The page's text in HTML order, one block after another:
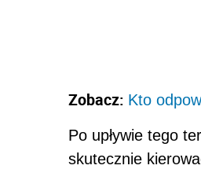
Zobacz: Kto
Po upływie tego
skutecznie